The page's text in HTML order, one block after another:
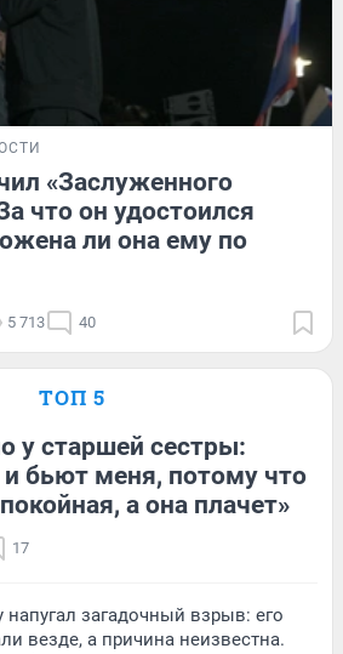
«Заслуженного
что он удостоился
ли она ему по
5 713 40
ТОП 5
у старшей сестры:
и бьют меня, потому что
а она плачет»
17
загадочный взрыв: его
везде, а причина неизвестна.